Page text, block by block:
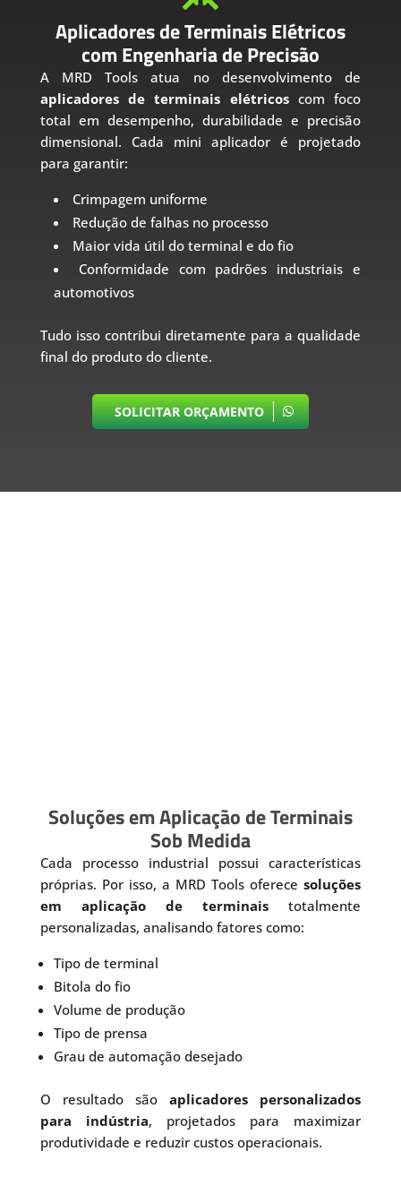
Aplicadores de Terminais Elétricos
com Engenharia de Precisão
A MRD Tools atua no desenvolvimento de
aplicadores de terminais elétricoscom foco
total em desempenho, durabilidade e precisão
dimensional. Cada mini aplicador é projetado
para garantir:
Crimpagem uniforme
Redução de falhas no processo
Maior vida útil do terminal e do fio
Conformidade com padrões industriais e
automotivos
Tudo isso contribui diretamente para a qualidade
final do produto do cliente.
SOLICITAR ORÇAMENTO
Soluções em Aplicação de Terminais
Sob Medida
Cada processo industrial possui características
próprias. Por isso, a MRD Tools oferecesoluções
em aplicação de terminais totalmente
personalizadas, analisando fatores como:
Tipo de terminal
Bitola do fio
Volume de produção
Tipo de prensa
Grau de automação desejado
O resultado sãoaplicadores personalizados
para indústria, projetados para maximizar
produtividade e reduzir custos operacionais.